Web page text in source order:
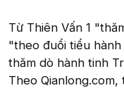
Từ Thiên Vấn 1
"theo đuổi tiểu
thăm dò hành tinh
Theo